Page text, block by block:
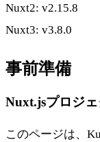
Nuxt2: v2.15.8
Nuxt3: v3.8.0
事前準備
Nuxt.jsプロジ
このページは、